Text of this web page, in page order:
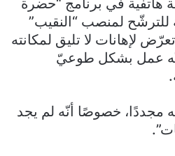
هاتفية في برنامج “حضرة
للترشّح لمنصب “النقيب”
لإهانات لا تليق لمكانته
أنّه عمل بشكل طوعيّ
مجددًا، خصوصًا أنّه لم يجد